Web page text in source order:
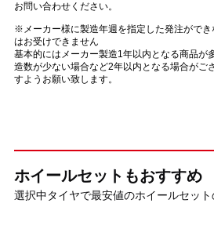
お問い合わせください。
※メーカー様に製造年週を指定した発注がで
はお受けできません
基本的にはメーカー製造1年以内となる商品が
造数が少ない場合など2年以内となる場合がご
すようお願い致します。
ホイールセットもおすすめ
選択中タイヤで最安値のホイールセッ